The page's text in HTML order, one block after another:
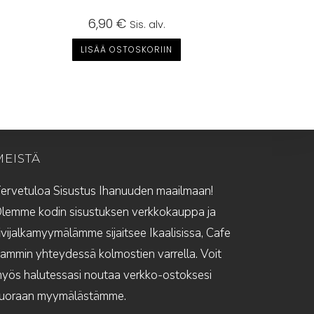
6,90 € Sis. alv.
LISÄÄ OSTOSKORIIN
Sisustus Ihanuuden maailmaan!
kodin sisustuksen verkkokauppa ja
sijaitsee Ikaalisissa, Cafe
yhteydessä kolmostien varrella. Voit
halutessasi noutaa verkko-ostoksesi
myymälästämme.